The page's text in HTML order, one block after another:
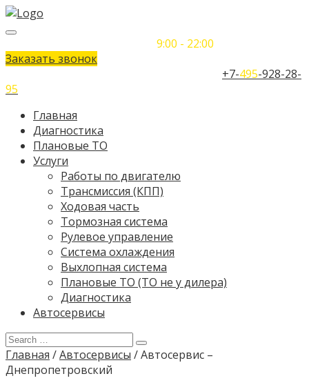
9:00 - 22:00
Заказать звонок
+7-495-928-28-
95
Главная
Диагностика
Плановые ТО
Услуги
Работы по двигателю
Трансмиссия (КПП)
Ходовая часть
Тормозная система
Рулевое управление
Система охлаждения
Выхлопная система
Плановые ТО (ТО не у дилера)
Диагностика
Автосервисы
Главная /Автосервисы /Автосервис –
Днепропетровский